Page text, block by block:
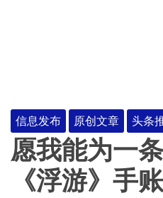
信息发布 原创文章 头条
愿我能为一
《浮游》手